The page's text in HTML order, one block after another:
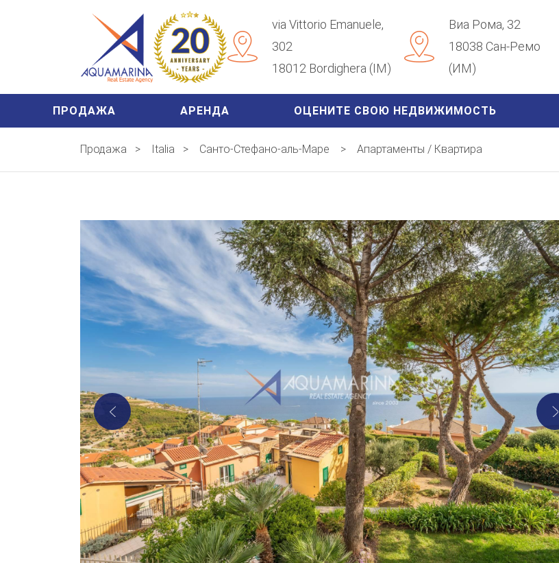
via Vittorio Emanuele,
302
18012 Bordighera (IM)
Виа Рома, 32
18038 Сан-Ремо
(ИМ)
ПРОДАЖА АРЕНДА ОЦЕНИТЕ СВОЮ НЕДВИЖИМОСТЬ
Продажа > Italia > Санто-Стефано-аль-Маре > Апартаменты / Квартира